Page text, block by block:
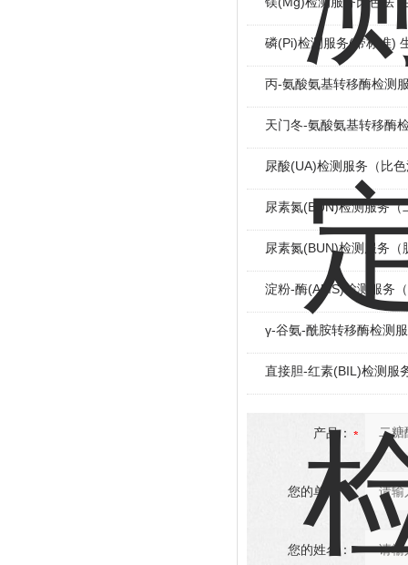
磷(Pi)检测服务(带标准)
丙-氨酸氨基转移酶检测
天门冬-氨酸氨基转移酶
尿酸(UA)检测服务（比
尿素氮(BUN)检测服务
尿素氮(BUN)检测服务（
淀粉-酶(AMS)检测服务
γ-谷氨-酰胺转移酶检测
直接胆-红素(BIL)检测服
产品：
您的单位：
您的姓名：